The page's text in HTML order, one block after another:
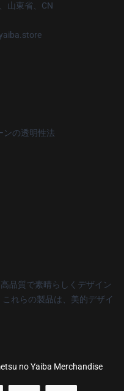
山東省、CN
ンの透明性法
品質で素晴らしくデザイン
れらの製品は、美的デザイ
no Yaiba Merchandise